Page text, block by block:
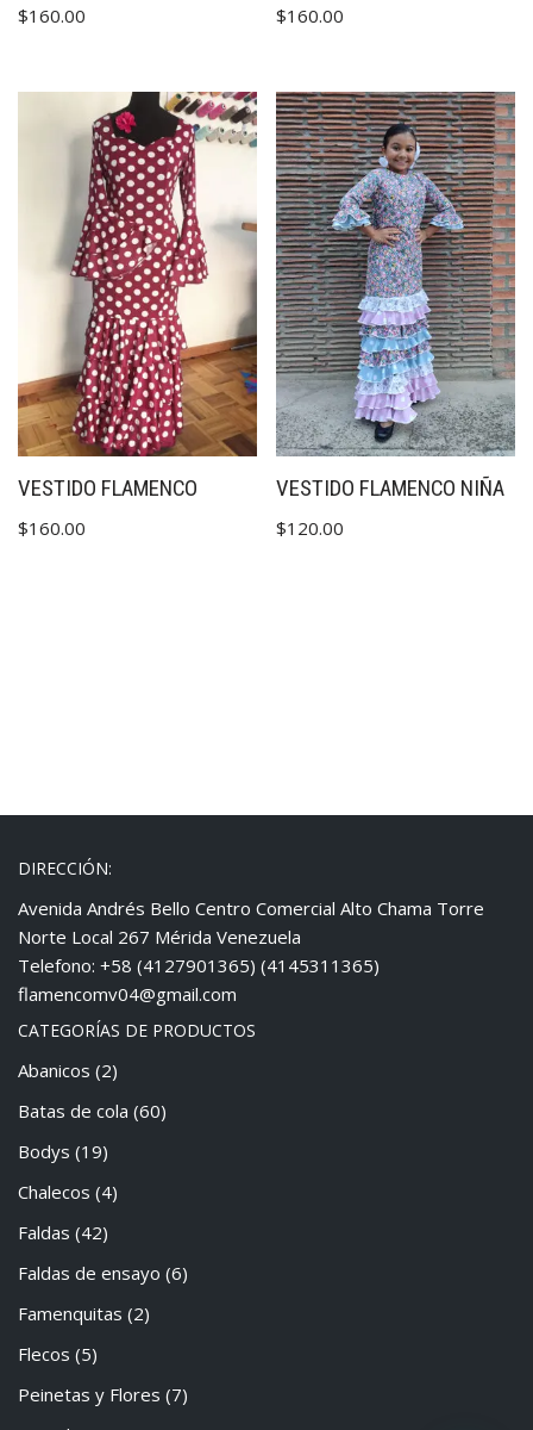
$160.00 $160.00
VESTIDO FLAMENCO
$160.00
VESTIDO FLAMENCO NIÑA
$120.00
DIRECCIÓN:
Avenida Andrés Bello Centro Comercial Alto Chama Torre
Norte Local 267 Mérida Venezuela
Telefono: +58 (4127901365) (4145311365)
flamencomv04@gmail.com
CATEGORÍAS DE PRODUCTOS
Abanicos (2)
Batas de cola (60)
Bodys (19)
Chalecos (4)
Faldas (42)
Faldas de ensayo (6)
Famenquitas (2)
Flecos (5)
Peinetas y Flores (7)